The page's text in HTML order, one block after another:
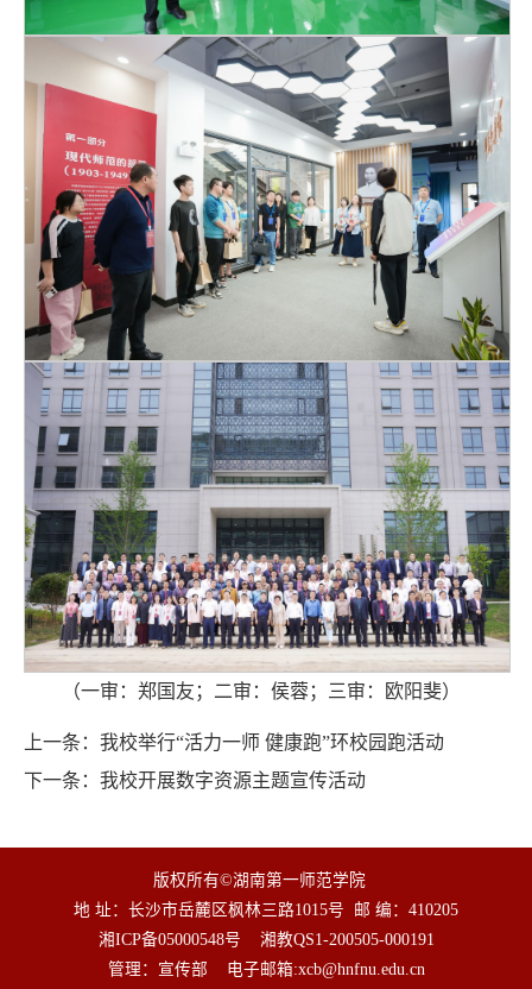
（一审：郑国友；二审：侯蓉；三审：欧阳斐）
上一条： 我校举行“活力一师 健康跑”环校园跑活动
下一条： 我校开展数字资源主题宣传活动
版权所有©湖南第一师范学院
地 址：长沙市岳麓区枫林三路1015号 邮 编：410205
湘ICP备05000548号 湘教QS1-200505-000191
管理：宣传部 电子邮箱:xcb@hnfnu.edu.cn